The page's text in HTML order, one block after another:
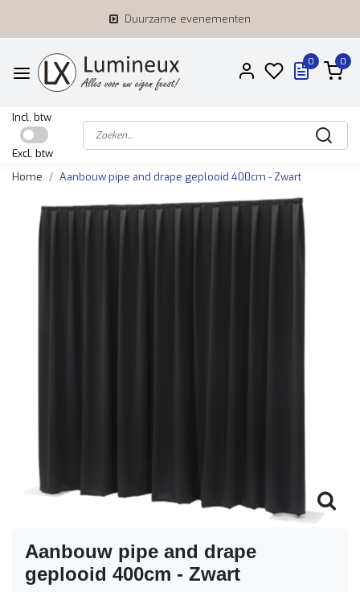
Duurzame evenementen
0 0
Incl. btw
Excl. btw
Home
Aanbouw pipe and drape geplooid 400cm - Zwart
Aanbouw pipe and drape
geplooid 400cm - Zwart